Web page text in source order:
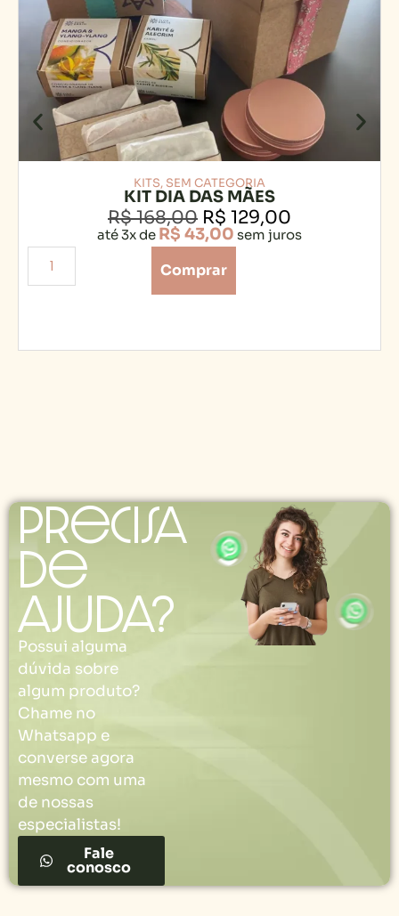
KITS, SEM CATEGORIA
KIT DIA DAS MÃES
R$168,00 R$ 129,00
até 3x de R$ 43,00 sem juros
Comprar
Precisa
de
ajuda?
Possui alguma
dúvida sobre
algum produto?
Chame no
Whatsapp e
converse agora
mesmo com uma
de nossas
especialistas!
Fale
conosco